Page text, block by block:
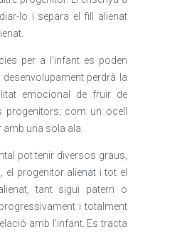
lo i separa el fill alienat
per a l’infant es poden
desenvolupament perdrà la
emocional de fruir de
progenitors; com un ocell
amb una sola ala.
pot tenir diversos graus,
el progenitor alienat i tot el
tant sigui patern o
i totalment
amb l’infant. Es tracta